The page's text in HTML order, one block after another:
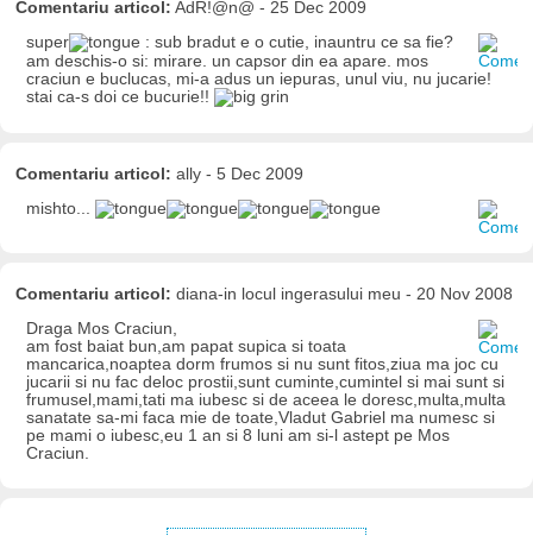
Comentariu articol: AdR!@n@ - 25 Dec 2009
super
: sub bradut e o cutie, inauntru ce sa fie?
am deschis-o si: mirare. un capsor din ea apare. mos
craciun e buclucas, mi-a adus un iepuras, unul viu, nu jucarie!
stai ca-s doi ce bucurie!!
Comentariu articol: ally - 5 Dec 2009
mishto...
Comentariu articol: diana-in locul ingerasului meu - 20 Nov 2008
Draga Mos Craciun,
am fost baiat bun,am papat supica si toata
mancarica,noaptea dorm frumos si nu sunt fitos,ziua ma joc cu
jucarii si nu fac deloc prostii,sunt cuminte,cumintel si mai sunt si
frumusel,mami,tati ma iubesc si de aceea le doresc,multa,multa
sanatate sa-mi faca mie de toate,Vladut Gabriel ma numesc si
pe mami o iubesc,eu 1 an si 8 luni am si-l astept pe Mos
Craciun.